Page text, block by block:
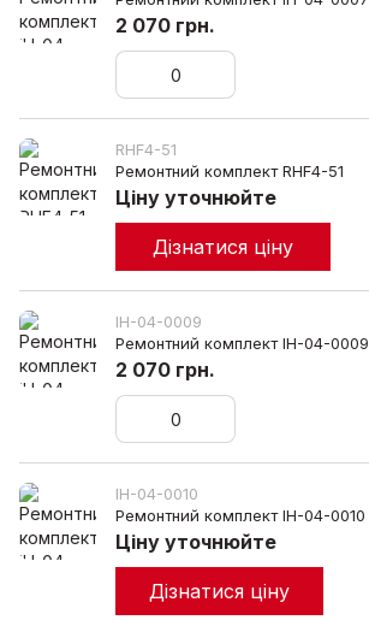
2 070 грн.
RHF4-51
Ремонтний комплект RHF4-51
Ціну уточнюйте
Дізнатися ціну
IH-04-0009
Ремонтний комплект IH-04-0009
2 070 грн.
IH-04-0010
Ремонтний комплект IH-04-0010
Ціну уточнюйте
Дізнатися ціну